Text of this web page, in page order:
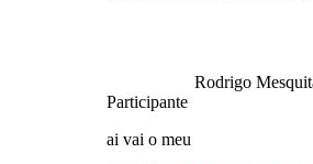
Rodrigo
Participante
ai vai o meu